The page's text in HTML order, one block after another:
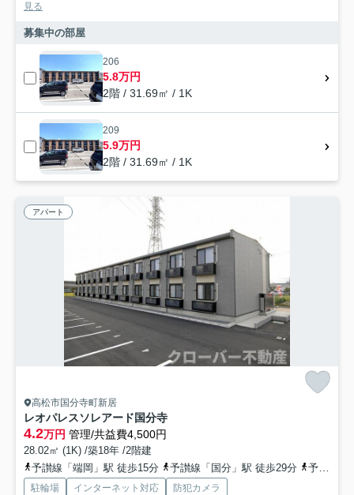
見る
募集中の部屋
206
5.8万円
2階 / 31.69㎡ / 1K
209
5.9万円
2階 / 31.69㎡ / 1K
アパート
高松市国分寺町新居
レオパレスソレアード国分寺
4.2万円 管理/共益費4,500円
28.02㎡ (1K) /築18年 /2階建
予讃線「端岡」駅 徒歩15分
予讃線「国分」駅 徒歩29分 予讃線「讃岐府中」駅 徒歩49分
駐輪場 インターネット対応 防犯カメラ